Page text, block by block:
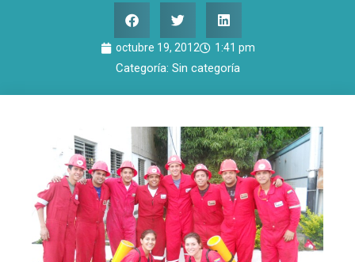
octubre 19, 2012 1:41 pm
Categoría: Sin categoría